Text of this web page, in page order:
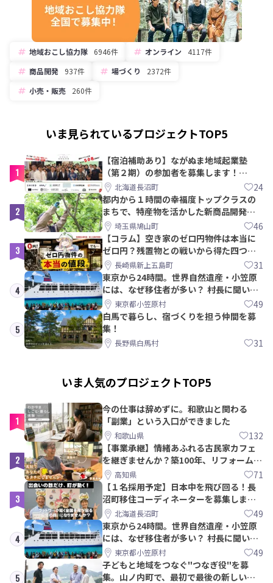
地域おこし協力隊 6946件 オンライン
4117件
商品開発
937件 場づくり
2372件
小売・販売
260件
いま見られているプロジェクトTOP5
1
【宿泊補助あり】ながぬま地域起業塾
（第２期）の参加者を募集します！
【8/21〆】
北海道長沼町 24
2
都内から１時間の幸福度トップクラスの
まちで、特産物を活かした新商品開発＆
PRメンバー募集！
埼玉県鳩山町 46
3
【コラム】空き家のゼロ円物件は本当に
ゼロ円？残置物との戦いから得た四つの
教訓｜新上五島町
長崎県新上五島町 31
4
東京から24時間。世界自然遺産・小笠原
には、なぜ移住者が多い？ 村長に聞いて
みた東京都小笠原村 49
5
白馬で暮らし、宿づくりを担う仲間を募
集！
長野県白馬村 31
いま人気のプロジェクトTOP5
1
今の仕事は辞めずに。和歌山と関わる
「副業」という入口ができました
和歌山県 132
2
【事業承継】情緒あふれる古民家カフェ
を継ぎませんか？築100年、リフォームか
ら約10年！
高知県 71
3
【１名採用予定】日本中を飛び回る！長
沼町移住コーディネーターを募集しま
す！北海道長沼町 49
4
東京から24時間。世界自然遺産・小笠原
には、なぜ移住者が多い？ 村長に聞いて
みた東京都小笠原村 49
5
子どもと地域をつなぐ"つなぎ役"を募
集。山ノ内町で、最初で最後の新しい学